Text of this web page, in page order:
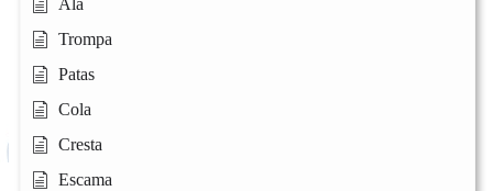
Ala
Trompa
Patas
Cola
Cresta
Escama